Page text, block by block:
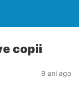
copii
9 ani ago